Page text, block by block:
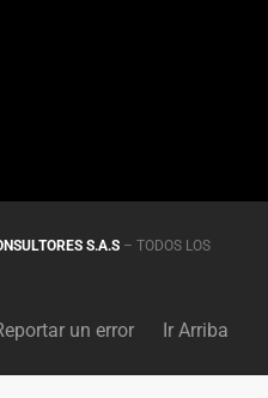
S.A.S – TODOS LOS
un error Ir Arriba